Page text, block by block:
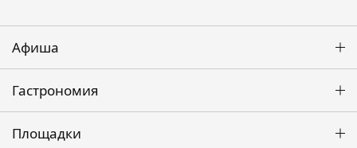
Афиша
Гастрономия
Площадки